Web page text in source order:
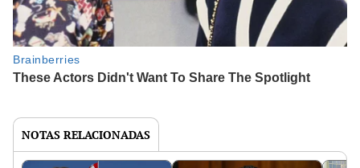
NOTAS RELACIONADAS